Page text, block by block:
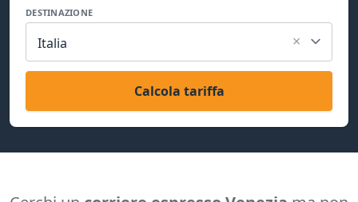
DESTINAZIONE
Italia ×
Calcola tariffa